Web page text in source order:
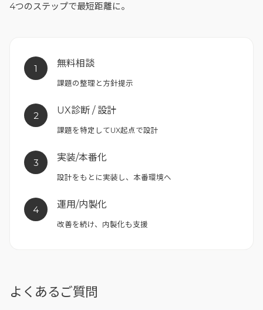
4つのステップで最短距離に。
1 無料相談
課題の整理と方針提示
2 UX診断 / 設計
課題を特定してUX起点で設計
3 実装/本番化
設計をもとに実装し、 本番環境へ
4 運用/内製化
改善を続け、 内製化も支援
よくあるご質問